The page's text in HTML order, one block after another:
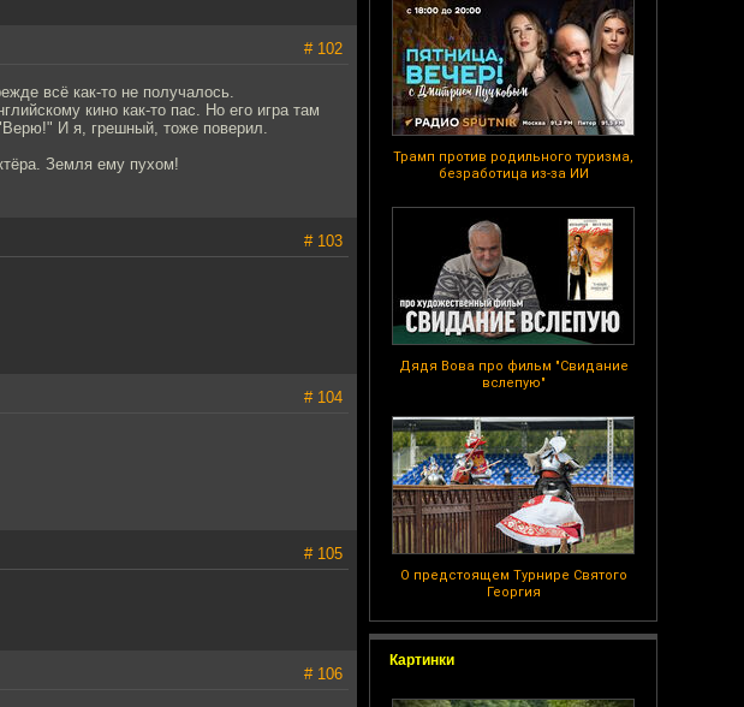
Трамп против родильного туризма,
безработица из-за ИИ
Дядя Вова про фильм "Свидание
вслепую"
О предстоящем Турнире Святого
Георгия
Картинки
# 102
всё как-то не получалось.
кино как-то пас. Но его игра там
И я, грешный, тоже поверил.
Земля ему пухом!
# 103
# 104
# 105
# 106